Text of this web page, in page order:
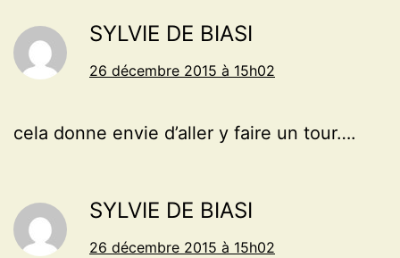
SYLVIE DE BIASI
26 décembre 2015 à 15h02
cela donne envie d’aller y faire un tour….
SYLVIE DE BIASI
26 décembre 2015 à 15h02